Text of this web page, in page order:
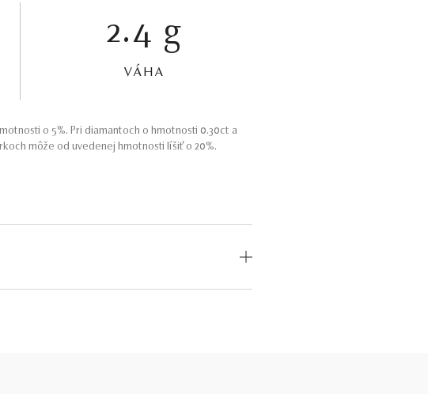
2.4 g
VÁHA
o 5%. Pri diamantoch o hmotnosti 0.30ct a
môže od uvedenej hmotnosti líšiť o 20%.